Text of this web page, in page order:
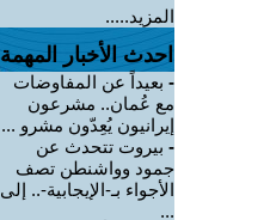
المزيد.....
احدث الأخبار المهمة
- بعيداً عن المفاوضات
مع عُمان.. مشرعون
إيرانيون يُعِدّون مشرو ...
- بيروت تتحدث عن
جمود وواشنطن تصف
الأجواء بـ-الإيجابية-.. إلى
...